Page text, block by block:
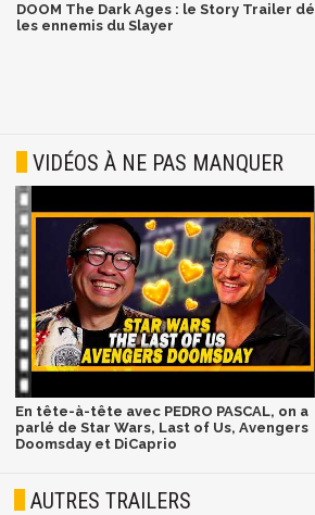
DOOM The Dark Ages : le Story Trailer
les ennemis du Slayer
VIDÉOS À NE PAS MANQUER
En tête-à-tête avec PEDRO PASCAL, on a
parlé de Star Wars, Last of Us, Avengers
Doomsday et DiCaprio
AUTRES TRAILERS